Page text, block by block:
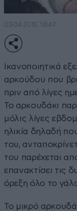
03·04·2015 18:47
Ικανοποιητικά
αρκούδου που
πριν από λίγες
Το αρκουδάκι
μόλις λίγες
ηλικία δηλαδή
του,
του παρέχεται
επανακτίσει τις
όρεξη όλο το
Το μικρό